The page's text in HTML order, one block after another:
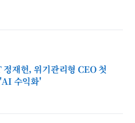
재헌, 위기관리형 CEO 첫
수익화'